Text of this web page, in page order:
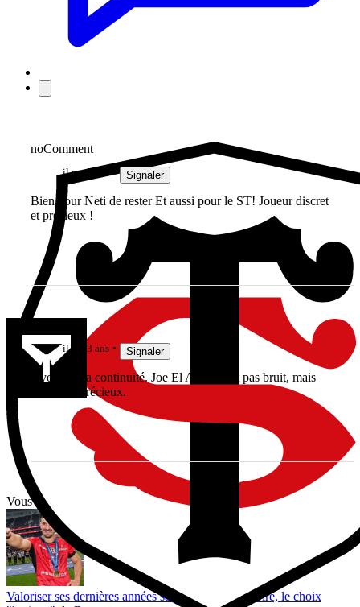
noComment
il y a 3 ans Signaler
Bien pour Neti de rester Et aussi pour le ST! Joueur discret
et précieux !
il y a 3 ans Signaler
Oyo dans la continuité. Joe El Abd; il fait pas bruit, mais
tellement précieux.
Vous avez tout lu ?
Valoriser ses dernières années sans renier son histoire, le choix